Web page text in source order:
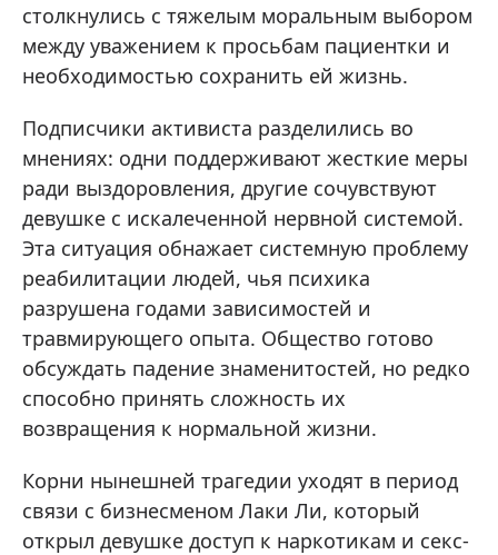
столкнулись с тяжелым моральным выбором
между уважением к просьбам пациентки и
необходимостью сохранить ей жизнь.
Подписчики активиста разделились во
мнениях: одни поддерживают жесткие меры
ради выздоровления, другие сочувствуют
девушке с искалеченной нервной системой.
Эта ситуация обнажает системную проблему
реабилитации людей, чья психика
разрушена годами зависимостей и
травмирующего опыта. Общество готово
обсуждать падение знаменитостей, но редко
способно принять сложность их
возвращения к нормальной жизни.
Корни нынешней трагедии уходят в период
связи с бизнесменом Лаки Ли, который
открыл девушке доступ к наркотикам и секс-